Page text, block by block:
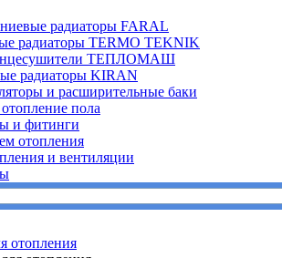
радиаторы FARAL
радиаторы TERMO TEKNIK
ТЕПЛОМАШ
радиаторы KIRAN
и расширительные баки
пола
и фитинги
отопления
и вентиляции
отопления